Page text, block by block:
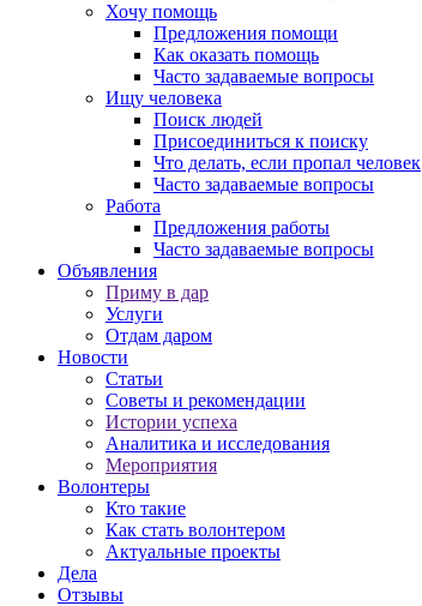
Хочу помощь
Предложения помощи
Как оказать помощь
Часто задаваемые вопросы
Ищу человека
Поиск людей
Присоединиться к поиску
Что делать, если пропал человек
Часто задаваемые вопросы
Работа
Предложения работы
Часто задаваемые вопросы
Объявления
Приму в дар
Услуги
Отдам даром
Новости
Статьи
Советы и рекомендации
Истории успеха
Аналитика и исследования
Мероприятия
Волонтеры
Кто такие
Как стать волонтером
Актуальные проекты
Дела
Отзывы